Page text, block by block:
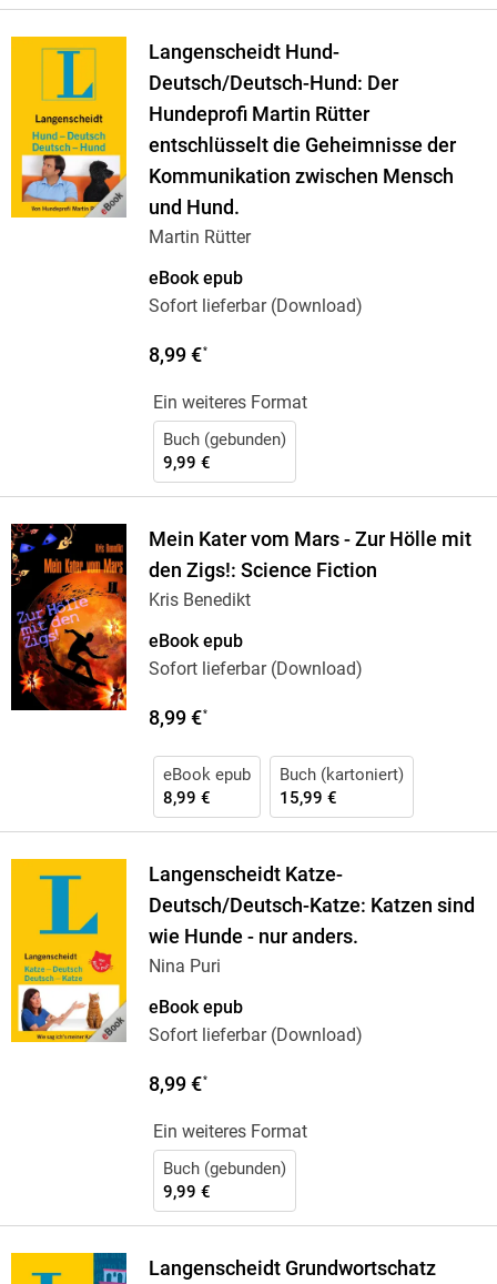
Langenscheidt Hund-
Deutsch/Deutsch-Hund: Der
Hundeprofi Martin Rütter
entschlüsselt die Geheimnisse der
Kommunikation zwischen Mensch
und Hund.
Martin Rütter
eBook epub
Sofort lieferbar (Download)
8,99 €*
Ein weiteres Format
Buch (gebunden)
9,99 €
Mein Kater vom Mars - Zur Hölle mit
den Zigs!: Science Fiction
Kris Benedikt
eBook epub
Sofort lieferbar (Download)
8,99 €*
eBook epub
8,99 €
Buch (kartoniert)
15,99 €
Langenscheidt Katze-
Deutsch/Deutsch-Katze: Katzen sind
wie Hunde - nur anders.
Nina Puri
eBook epub
Sofort lieferbar (Download)
8,99 €*
Ein weiteres Format
Buch (gebunden)
9,99 €
Langenscheidt Grundwortschatz